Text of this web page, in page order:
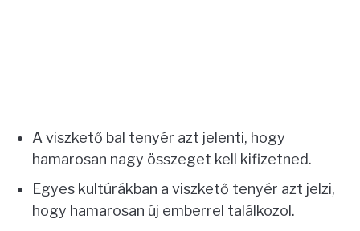
A viszkető bal tenyér azt jelenti, hogy
hamarosan nagy összeget kell kifizetned.
Egyes kultúrákban a viszkető tenyér azt jelzi,
hogy hamarosan új emberrel találkozol.